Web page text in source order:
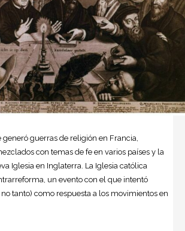
guerras de religión en Francia,
con temas de fe en varios países y la
Iglesia en Inglaterra. La Iglesia católica
un evento con el que intentó
tanto) como respuesta a los movimientos en